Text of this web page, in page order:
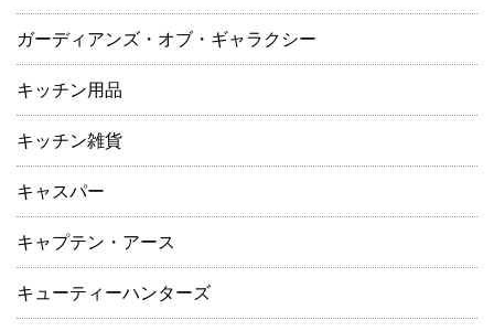
ガーディアンズ・オブ・ギャラクシー
キッチン用品
キッチン雑貨
キャスパー
キャプテン・アース
キューティーハンターズ